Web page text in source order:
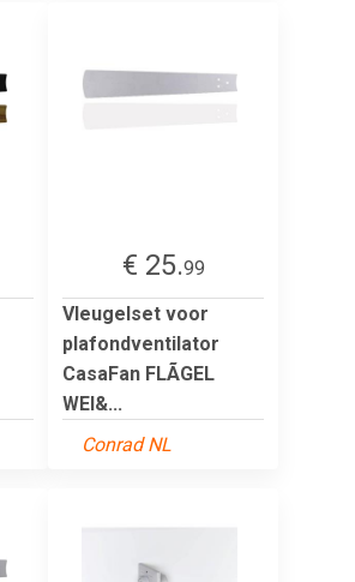
€ 25.99
Vleugelset voor
plafondventilator
CasaFan FLÃGEL
WEI&...
Conrad NL